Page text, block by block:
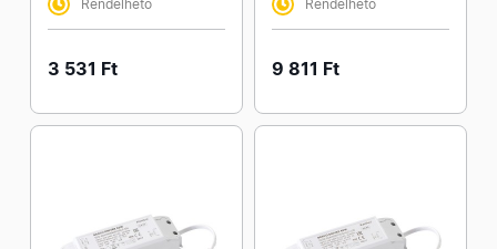
Rendelhető
3 531 Ft
Rendelhető
9 811 Ft